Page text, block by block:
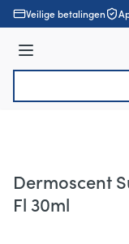
Ga naar de inhoud
Veilige betalingen
Menu
Dermoscent
Fl 30ml